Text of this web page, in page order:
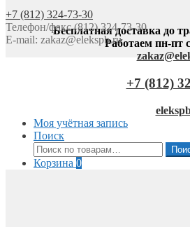
+7 (812) 324-73-30
Телефон/факс (812) 324-73-30
E-mail: zakaz@elekspb.ru
Бесплатная доставка до
Работаем пн-пт
+7 (812)
Моя учётная запись
Поиск
Искать:
Корзина 0